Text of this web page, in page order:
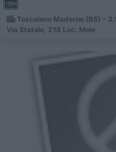
Toscolano Maderno (BS) -
Via Statale, 218 Loc. Mole